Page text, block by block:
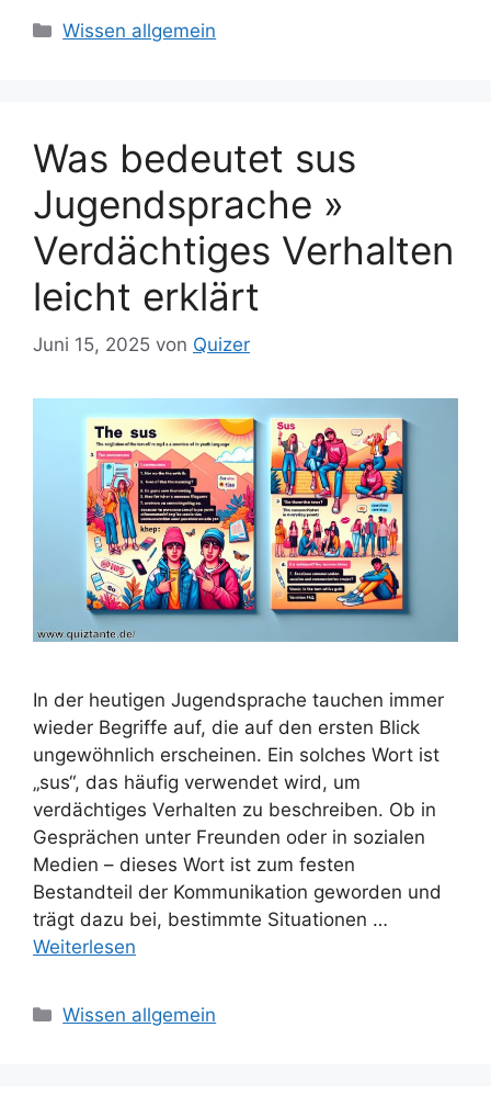
Kategorien
Wissen allgemein
Was bedeutet sus
Jugendsprache »
Verdächtiges Verhalten
leicht erklärt
Juni 15, 2025 von Quizer
In der heutigen Jugendsprache tauchen immer
wieder Begriffe auf, die auf den ersten Blick
ungewöhnlich erscheinen. Ein solches Wort ist
„sus“, das häufig verwendet wird, um
verdächtiges Verhalten zu beschreiben. Ob in
Gesprächen unter Freunden oder in sozialen
Medien – dieses Wort ist zum festen
Bestandteil der Kommunikation geworden und
trägt dazu bei, bestimmte Situationen …
Weiterlesen
Kategorien
Wissen allgemein